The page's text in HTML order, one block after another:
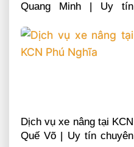
Quang Minh | Uy tín
0868481555
Dịch vụ xe nâng tại KCN
Quế Võ | Uy tín chuyên